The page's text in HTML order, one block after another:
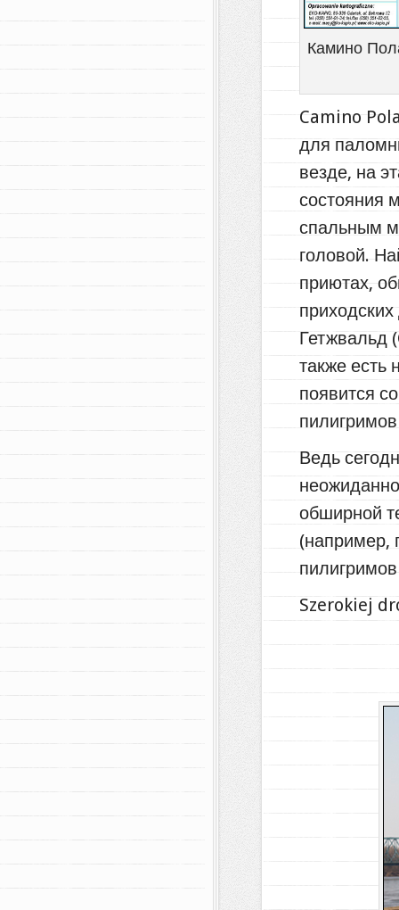
Камино
Camino
для
везде, на
состояния
спальным
головой.
приютах,
Гетжвальд
также есть
появится
Ведь
обширной
(например,
Szerokiej